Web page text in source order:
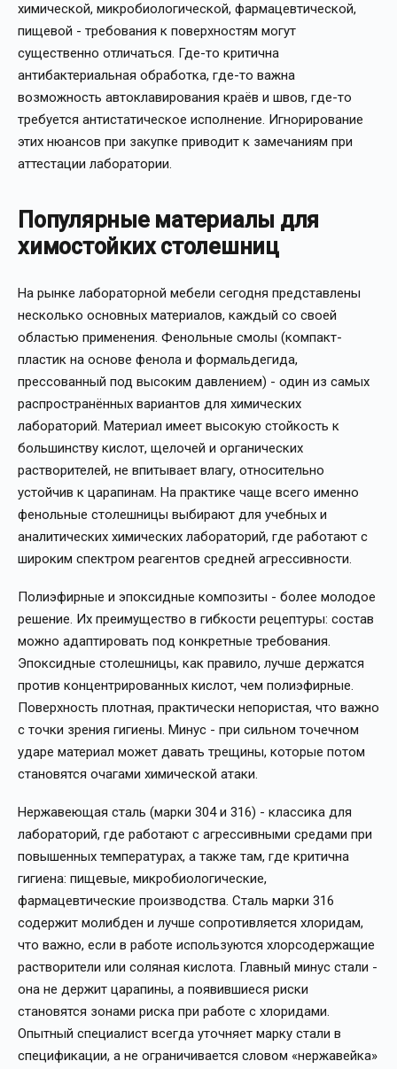
химической, микробиологической, фармацевтической,
пищевой - требования к поверхностям могут
существенно отличаться. Где-то критична
антибактериальная обработка, где-то важна
возможность автоклавирования краёв и швов, где-то
требуется антистатическое исполнение. Игнорирование
этих нюансов при закупке приводит к замечаниям при
аттестации лаборатории.
Популярные материалы для
химостойких столешниц
На рынке лабораторной мебели сегодня представлены
несколько основных материалов, каждый со своей
областью применения. Фенольные смолы (компакт-
пластик на основе фенола и формальдегида,
прессованный под высоким давлением) - один из самых
распространённых вариантов для химических
лабораторий. Материал имеет высокую стойкость к
большинству кислот, щелочей и органических
растворителей, не впитывает влагу, относительно
устойчив к царапинам. На практике чаще всего именно
фенольные столешницы выбирают для учебных и
аналитических химических лабораторий, где работают с
широким спектром реагентов средней агрессивности.
Полиэфирные и эпоксидные композиты - более молодое
решение. Их преимущество в гибкости рецептуры: состав
можно адаптировать под конкретные требования.
Эпоксидные столешницы, как правило, лучше держатся
против концентрированных кислот, чем полиэфирные.
Поверхность плотная, практически непористая, что важно
с точки зрения гигиены. Минус - при сильном точечном
ударе материал может давать трещины, которые потом
становятся очагами химической атаки.
Нержавеющая сталь (марки 304 и 316) - классика для
лабораторий, где работают с агрессивными средами при
повышенных температурах, а также там, где критична
гигиена: пищевые, микробиологические,
фармацевтические производства. Сталь марки 316
содержит молибден и лучше сопротивляется хлоридам,
что важно, если в работе используются хлорсодержащие
растворители или соляная кислота. Главный минус стали -
она не держит царапины, а появившиеся риски
становятся зонами риска при работе с хлоридами.
Опытный специалист всегда уточняет марку стали в
спецификации, а не ограничивается словом «нержавейка»